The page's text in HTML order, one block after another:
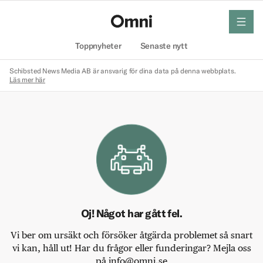
Toppnyheter Senaste nytt
meny
Schibsted News Media AB är ansvarig för dina data på denna webbplats.
Läs mer här
Oj! Något har gått fel.
Vi ber om ursäkt och försöker åtgärda problemet så snart
vi kan, håll ut! Har du frågor eller funderingar? Mejla oss